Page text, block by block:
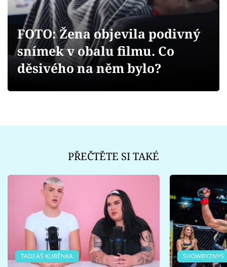
Videa
Sledujte prima+
FOTO: Žena objevila podivný
snímek v obalu filmu. Co
děsivého na něm bylo?
PŘEČTĚTE SI TAKÉ
TADEÁŠ KUBĚNKA SHOWBYZNYS